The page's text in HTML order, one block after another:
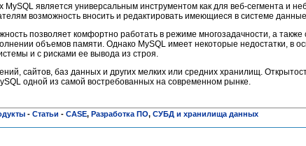
является универсальным инструментом как для веб-сегмента и
возможность вносить и редактировать имеющиеся в системе
позволяет комфортно работать в режиме многозадачности, а также
объемов памяти. Однако MySQL имеет некоторые недостатки, в
и с рисками ее вывода из строя.
сайтов, баз данных и других мелких или средних хранилищ.
одной из самой востребованных на современном рынке.
- Статьи - CASE, Разработка ПО, СУБД и хранилища данных